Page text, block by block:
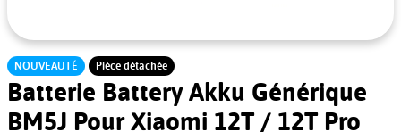
NOUVEAUTÉ Pièce détachée
Batterie Battery Akku Générique
BM5J Pour Xiaomi 12T / 12T Pro